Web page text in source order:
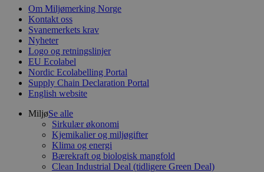
Om Miljømerking Norge
Kontakt oss
Svanemerkets krav
Nyheter
Logo og retningslinjer
EU Ecolabel
Nordic Ecolabelling Portal
Supply Chain Declaration Portal
English website
MiljøSe alle
Sirkulær økonomi
Kjemikalier og miljøgifter
Klima og energi
Bærekraft og biologisk mangfold
Clean Industrial Deal (tidligere Green Deal)